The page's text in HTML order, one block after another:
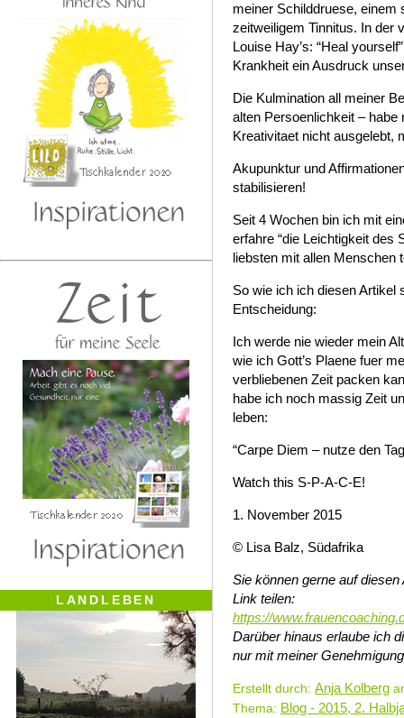
meiner Schilddruese, einem
zeitweiligem Tinnitus. In der
Louise Hay’s: “Heal
Krankheit ein Ausdruck
Die Kulmination all meiner
alten Persoenlichkeit –
Kreativitaet nicht ausgelebt,
Akupunktur und
stabilisieren!
Seit 4 Wochen bin ich mit
erfahre “die Leichtigkeit des
liebsten mit allen Menschen
So wie ich ich diesen Artikel
Entscheidung:
Ich werde nie wieder mein
wie ich Gott’s Plaene fuer
verbliebenen Zeit packen
habe ich noch massig Zeit
leben:
“Carpe Diem – nutze den
Watch this S-P-A-C-E!
1. November 2015
© Lisa Balz, Südafrika
Sie können gerne auf
Link teilen:
https://
Darüber hinaus erlaube ich
nur mit meiner
Erstellt durch: Anja Kolberg
Thema: Blog - 2015, 2.
LANDLEBEN